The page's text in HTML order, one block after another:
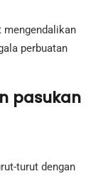
mengendalikan
perbuatan
pasukan
turut dengan